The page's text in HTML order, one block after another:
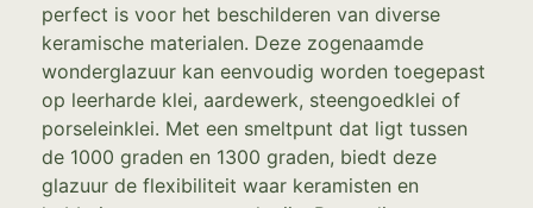
perfect is voor het beschilderen van diverse
keramische materialen. Deze zogenaamde
wonderglazuur kan eenvoudig worden toegepast
op leerharde klei, aardewerk, steengoedklei of
porseleinklei. Met een smeltpunt dat ligt tussen
de 1000 graden en 1300 graden, biedt deze
glazuur de flexibiliteit waar keramisten en